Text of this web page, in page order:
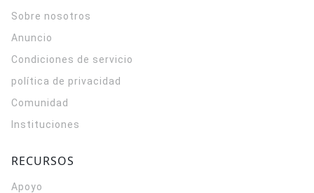
Sobre nosotros
Anuncio
Condiciones de servicio
política de privacidad
Comunidad
Instituciones
RECURSOS
Apoyo